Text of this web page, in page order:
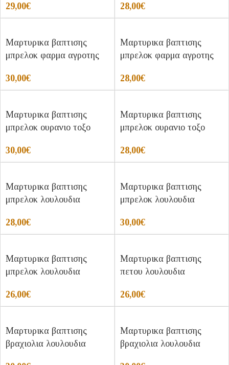
29,00€ 28,00€
Μαρτυρικα βαπτισης
μπρελοκ φαρμα αγροτης
30,00€
Μαρτυρικα βαπτισης
μπρελοκ φαρμα αγροτης
28,00€
Μαρτυρικα βαπτισης
μπρελοκ ουρανιο τοξο
30,00€
Μαρτυρικα βαπτισης
μπρελοκ ουρανιο τοξο
28,00€
Μαρτυρικα βαπτισης
μπρελοκ λουλουδια
28,00€
Μαρτυρικα βαπτισης
μπρελοκ λουλουδια
30,00€
Μαρτυρικα βαπτισης
μπρελοκ λουλουδια
26,00€
Μαρτυρικα βαπτισης
πετου λουλουδια
26,00€
Μαρτυρικα βαπτισης
βραχιολια λουλουδια
Μαρτυρικα βαπτισης
βραχιολια λουλουδια